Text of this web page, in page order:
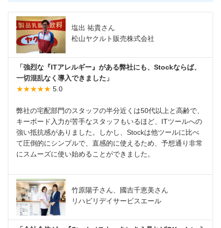
塩出 祐貴さん
松山ヤクルト販売株式会社
「強烈な『ITアレルギー』がある弊社にも、Stockならば、
一切混乱なく導入できました」
★★★★★ 5.0
弊社の宅配部門のスタッフの半分近くは50代以上と高齢で、
キーボード入力が苦手なスタッフもいるほど、ITツールへの
強い抵抗感がありました。しかし、Stockは他ツールに比べ
て圧倒的にシンプルで、直感的に使えるため、予想通り非常
にスムーズに使い始めることができました。
竹原陽子さん、國吉千恵美さん
リハビリデイサービスエール